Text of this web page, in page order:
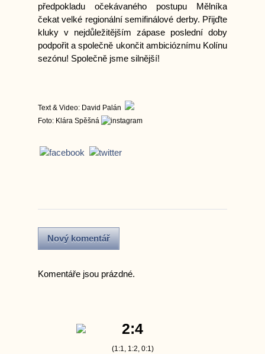
předpokladu očekávaného postupu Mělníka
čekat velké regionální semifinálové derby. Přijďte
kluky v nejdůležitějším zápase poslední doby
podpořit a společně ukončit ambicióznímu Kolínu
sezónu! Společně jsme silnější!
Text & Video: David Palán
Foto: Klára Spěšná
Komentáře jsou prázdné.
2:4
(1:1, 1:2, 0:1)